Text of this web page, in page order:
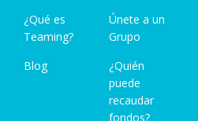
¿Qué es
Teaming?
Blog
Únete a un
Grupo
¿Quién
puede
recaudar
fondos?